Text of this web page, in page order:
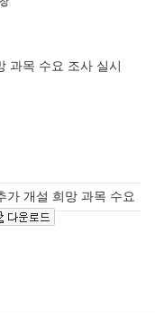
과목 수요 조사 실시
가 개설 희망 과목 수요